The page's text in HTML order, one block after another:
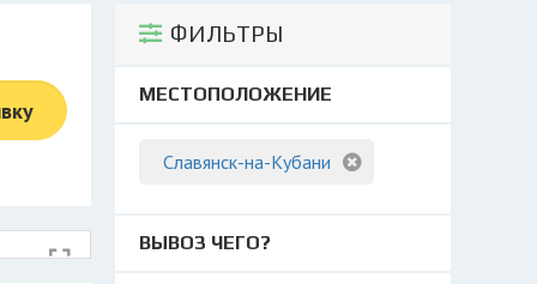
ФИЛЬТРЫ
МЕСТОПОЛОЖЕНИЕ
Славянск-на-Кубани
ВЫВОЗ ЧЕГО?